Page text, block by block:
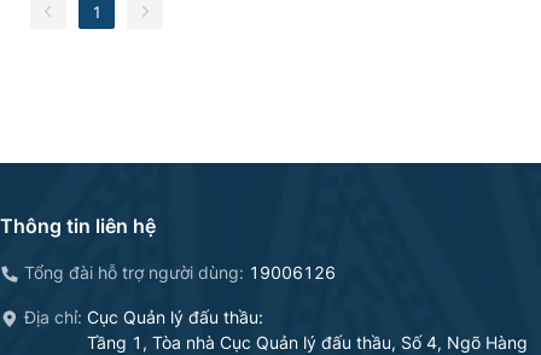
1
Thông tin liên hệ
Tổng đài hỗ trợ người dùng: 19006126
Địa chỉ: Cục Quản lý đấu thầu:
Tầng 1, Tòa nhà Cục Quản lý đấu thầu, Số 4, Ngõ Hàng